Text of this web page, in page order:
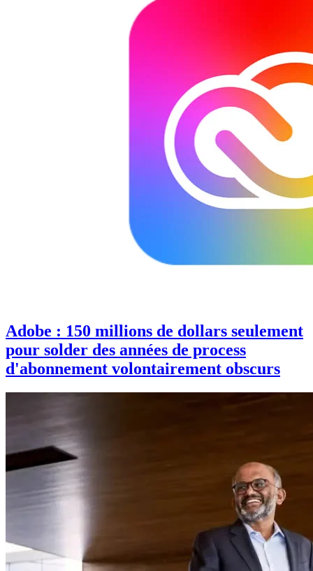
Adobe : 150 millions de dollars seulement
pour solder des années de process
d'abonnement volontairement obscurs